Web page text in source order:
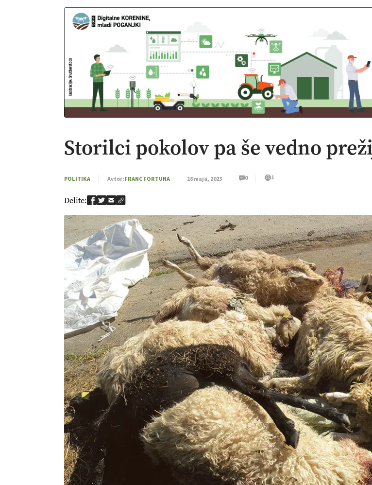
Storilci pokolov pa še vedno
POLITIKA Avtor:FRANC FORTUNA 18 maja, 2023 0 1
Delite: